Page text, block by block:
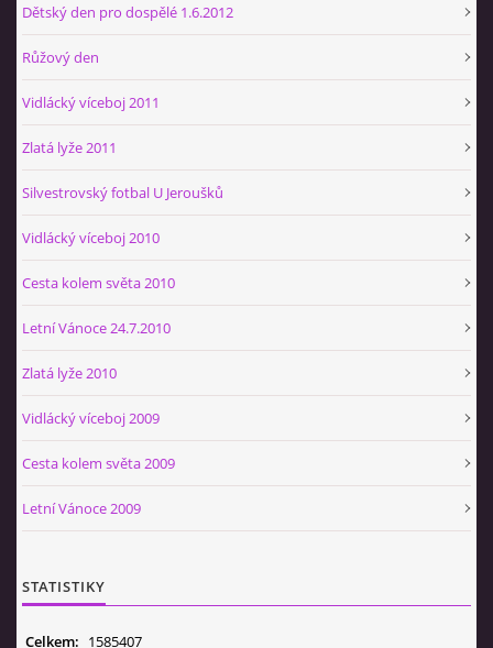
Dětský den pro dospělé 1.6.2012
Růžový den
Vidlácký víceboj 2011
Zlatá lyže 2011
Silvestrovský fotbal U Jeroušků
Vidlácký víceboj 2010
Cesta kolem světa 2010
Letní Vánoce 24.7.2010
Zlatá lyže 2010
Vidlácký víceboj 2009
Cesta kolem světa 2009
Letní Vánoce 2009
STATISTIKY
Celkem: 1585407